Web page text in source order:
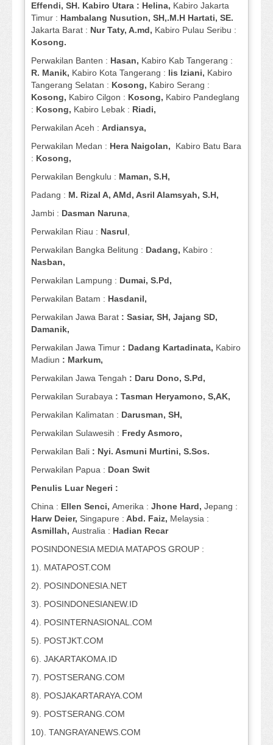
Effendi, SH. Kabiro Utara : Helina, Kabiro Jakarta
Timur : Hambalang Nusution, SH,.M.H Hartati, SE.
Jakarta Barat : Nur Taty, A.md, Kabiro Pulau Seribu :
Kosong.
Perwakilan Banten : Hasan, Kabiro Kab Tangerang :
R. Manik, Kabiro Kota Tangerang : Iis Iziani, Kabiro
Tangerang Selatan : Kosong, Kabiro Serang :
Kosong, Kabiro Cilgon : Kosong, Kabiro Pandeglang
: Kosong, Kabiro Lebak : Riadi,
Perwakilan Aceh : Ardiansya,
Perwakilan Medan : Hera Naigolan, Kabiro Batu Bara
: Kosong,
Perwakilan Bengkulu : Maman, S.H,
Padang : M. Rizal A, AMd, Asril Alamsyah, S.H,
Jambi : Dasman Naruna,
Perwakilan Riau : Nasrul,
Perwakilan Bangka Belitung : Dadang, Kabiro :
Nasban,
Perwakilan Lampung : Dumai, S.Pd,
Perwakilan Batam : Hasdanil,
Perwakilan Jawa Barat : Sasiar, SH, Jajang SD,
Damanik,
Perwakilan Jawa Timur : Dadang Kartadinata, Kabiro
Madiun : Markum,
Perwakilan Jawa Tengah : Daru Dono, S.Pd,
Perwakilan Surabaya : Tasman Heryamono, S,AK,
Perwakilan Kalimatan : Darusman, SH,
Perwakilan Sulawesih : Fredy Asmoro,
Perwakilan Bali : Nyi. Asmuni Murtini, S.Sos.
Perwakilan Papua : Doan Swit
Penulis Luar Negeri :
China : Ellen Senci, Amerika : Jhone Hard, Jepang :
Harw Deier, Singapure : Abd. Faiz, Melaysia :
Asmillah, Australia : Hadian Recar
POSINDONESIA MEDIA MATAPOS GROUP :
1). MATAPOST.COM
2). POSINDONESIA.NET
3). POSINDONESIANEW.ID
4). POSINTERNASIONAL.COM
5). POSTJKT.COM
6). JAKARTAKOMA.ID
7). POSTSERANG.COM
8). POSJAKARTARAYA.COM
9). POSTSERANG.COM
10). TANGRAYANEWS.COM